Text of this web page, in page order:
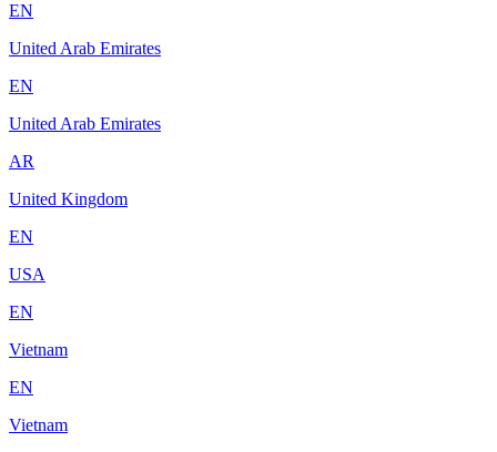
EN
United Arab Emirates
EN
United Arab Emirates
AR
United Kingdom
EN
USA
EN
Vietnam
EN
Vietnam